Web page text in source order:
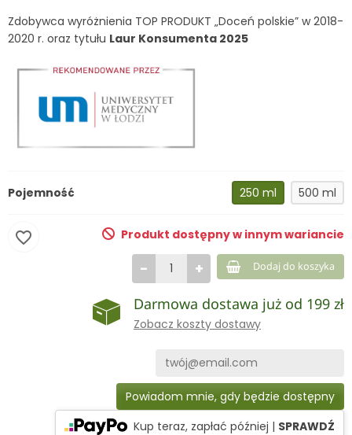
Zdobywca wyróżnienia TOP PRODUKT „Doceń polskie” w 2018-
2020 r. oraz tytułu Laur Konsumenta 2025
Pojemność 250 ml 500 ml
Produkt dostępny w innym wariancie
+
− Dodaj do koszyka
favorite_border
Darmowa dostawa już od 199 zł
Zobacz koszty dostawy
Powiadom mnie, gdy będzie dostępny
Kup teraz, zapłać później | SPRAWDŹ